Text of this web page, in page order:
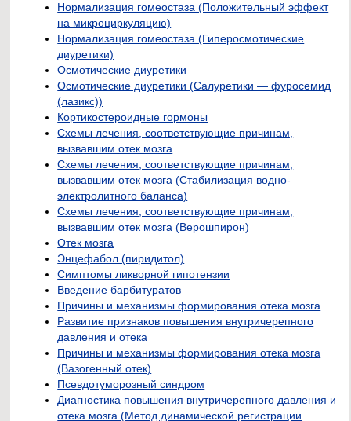
Нормализация гомеостаза (Положительный эффект
на микроциркуляцию)
Нормализация гомеостаза (Гиперосмотические
диуретики)
Осмотические диуретики
Осмотические диуретики (Салуретики — фуросемид
(лазикс))
Кортикостероидные гормоны
Схемы лечения, соответствующие причинам,
вызвавшим отек мозга
Схемы лечения, соответствующие причинам,
вызвавшим отек мозга (Стабилизация водно-
электролитного баланса)
Схемы лечения, соответствующие причинам,
вызвавшим отек мозга (Верошпирон)
Отек мозга
Энцефабол (пиридитол)
Симптомы ликворной гипотензии
Введение барбитуратов
Причины и механизмы формирования отека мозга
Развитие признаков повышения внутричерепного
давления и отека
Причины и механизмы формирования отека мозга
(Вазогенный отек)
Псевдотуморозный синдром
Диагностика повышения внутричерепного давления и
отека мозга (Метод динамической регистрации